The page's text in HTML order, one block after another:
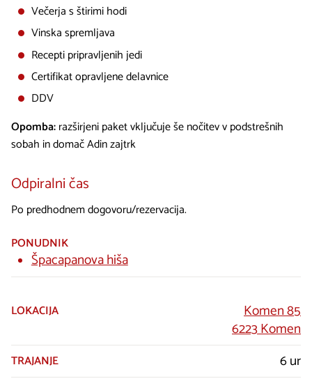
Večerja s štirimi hodi
Vinska spremljava
Recepti pripravljenih jedi
Certifikat opravljene delavnice
DDV
Opomba:razširjeni paket vključuje še nočitev v podstrešnih
sobah in domač Adin zajtrk
Odpiralni čas
Po predhodnem dogovoru/rezervacija.
PONUDNIK
Špacapanova hiša
LOKACIJA
Komen 85
6223 Komen
TRAJANJE 6 ur